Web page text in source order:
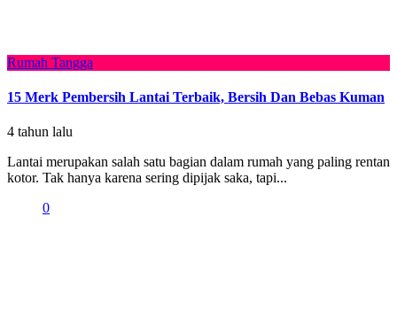
Rumah Tangga
15 Merk Pembersih Lantai Terbaik, Bersih Dan Bebas Kuman
4 tahun lalu
Lantai merupakan salah satu bagian dalam rumah yang paling rentan
kotor. Tak hanya karena sering dipijak saka, tapi...
0